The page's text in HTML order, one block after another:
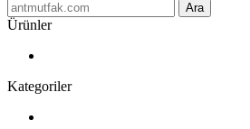
Ara
Ürünler
Kategoriler